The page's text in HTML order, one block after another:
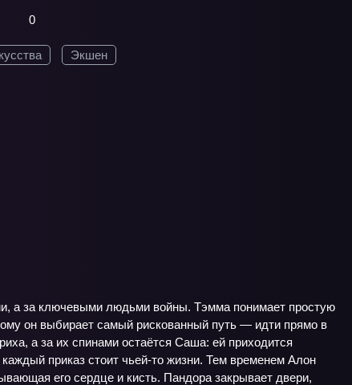
0
Экшен
а за ключевыми людьми войны. Тэмма понимает простую
он выбирает самый рискованный путь — идти прямо в
а за их спинами остаётся Саша: ей приходится
приказ стоит чьей‑то жизни. Тем временем Алон
его сердце и кисть. Пандора закрывает двери,